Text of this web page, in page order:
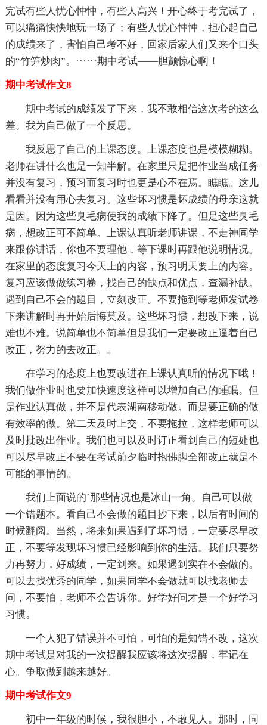
完试有些人忧心忡忡，有些人高兴！开心终于考完试了，
可以痛痛快快地玩一场了；有些人忧心忡忡，担心起自己
的成绩来了，害怕自己考不好，回家后家人们又来个口头
的“竹笋炒肉”。······期中考试——胆颤惊心啊！
期中考试作文8
期中考试的成绩发了下来，我不敢相信这次考的这么
差。我为自己做了一个反思。
我反思了自己的上课态度。上课态度也是模模糊糊。
老师在讲什么也是一知半解。在家里只是把作业当成任务
并没有复习，预习而复习时也更是心不在焉。瞧瞧。这儿
看看并没有用心去复习。这些坏习惯是坏成绩的母亲这就
是因。因为这些臭毛病使我的成绩下降了。但是这些臭毛
病，想改正可不简单。上课认真听老师讲课，不走神同学
来跟你讲话，你也不要理他，等下课时再跟他说明情况。
在家里的态度复习今天上的内容，预习明天要上的内容。
复习应该做做练习卷，找自己的缺点和优点，查漏补缺。
遇到自己不会的题目，立刻改正。不要拖到等老师发试卷
下来讲解时再开始后悔莫及。这些坏习惯，想改下来，说
难也不难。说简单也不简单但是我们一定要改正逼着自己
改正，努力的去改正。。
在学习的态度上也要改进在上课认真听的情况下哦！
我们做作业时也要加快速度这样可以增加自己的睡眠。但
是作业认真做，并不是代表湖南移动做。而是要正确的做
有效率的做。第二天及时上交，不要拖拉，这样老师可以
及时批改出作业。我们也可以及时订正看到自己的短处也
可以尽早改正不要在考试前夕临时抱佛脚全部改正就是不
可能的事情的。
我们上面说的`那些情况也是冰山一角。自己可以做
一个错题本。看自己不会做的题目抄下来，以后有时间的
时候翻阅。当然，将来如果遇到了坏习惯，一定要尽早改
正，不要等发现坏习惯已经影响到你的生活。我们只要努
力再努力，好成绩，一定到来。如果遇到实在不会做的。
可以去找优秀的同学，如果同学不会做就可以找老师去
问，不要怕，老师不会告诉你。好学好问才是一个好学习
习惯。
一个人犯了错误并不可怕，可怕的是知错不改，这次
期中考试是对我的一次提醒我应该将这次提醒，牢记在
心。争取做到越来越好。
期中考试作文9
初中一年级的时候，我很胆小，不敢见人。那时，同